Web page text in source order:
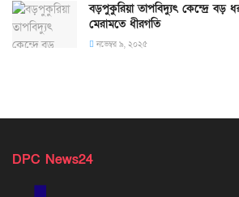
বড়পুকুরিয়া তাপবিদ্যুৎ কেন্দ্রে বড়
মেরামতে ধীরগতি
নভেম্বর ৯, ২০২৫
DPC News24